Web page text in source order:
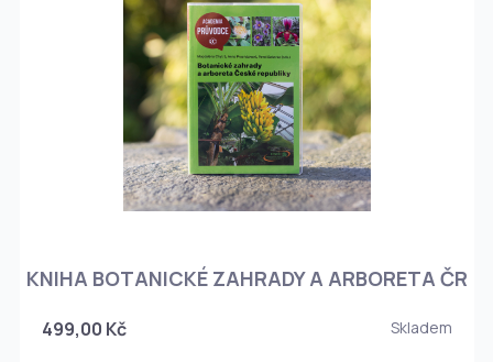
KNIHA BOTANICKÉ ZAHRADY A ARBORETA ČR
499,00 Kč Skladem